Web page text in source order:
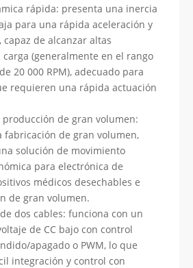
rápida: presenta una inercia
para una rápida aceleración y
capaz de alcanzar altas
(generalmente en el rango
20 000 RPM), adecuado para
requieren una rápida actuación
producción de gran volumen:
fabricación de gran volumen,
solución de movimiento
para electrónica de
médicos desechables e
de gran volumen.
dos cables: funciona con un
de CC bajo con control
apagado o PWM, lo que
integración y control con